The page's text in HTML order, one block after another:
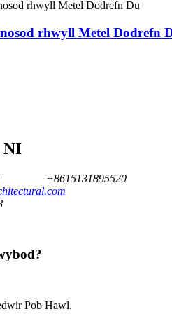
rhwyll Metel Dodrefn
NI
+8615131895520
Pob Hawl.